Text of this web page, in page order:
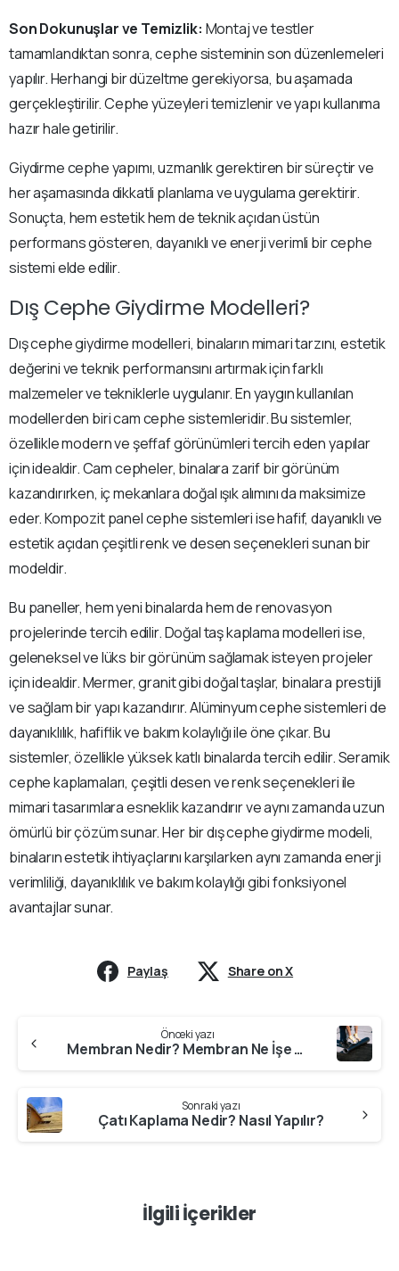
Son Dokunuşlar ve Temizlik: Montaj ve testler
tamamlandıktan sonra, cephe sisteminin son düzenlemeleri
yapılır. Herhangi bir düzeltme gerekiyorsa, bu aşamada
gerçekleştirilir. Cephe yüzeyleri temizlenir ve yapı kullanıma
hazır hale getirilir.
Giydirme cephe yapımı, uzmanlık gerektiren bir süreçtir ve
her aşamasında dikkatli planlama ve uygulama gerektirir.
Sonuçta, hem estetik hem de teknik açıdan üstün
performans gösteren, dayanıklı ve enerji verimli bir cephe
sistemi elde edilir.
Dış Cephe Giydirme Modelleri?
Dış cephe giydirme modelleri, binaların mimari tarzını, estetik
değerini ve teknik performansını artırmak için farklı
malzemeler ve tekniklerle uygulanır. En yaygın kullanılan
modellerden biri cam cephe sistemleridir. Bu sistemler,
özellikle modern ve şeffaf görünümleri tercih eden yapılar
için idealdir. Cam cepheler, binalara zarif bir görünüm
kazandırırken, iç mekanlara doğal ışık alımını da maksimize
eder. Kompozit panel cephe sistemleri ise hafif, dayanıklı ve
estetik açıdan çeşitli renk ve desen seçenekleri sunan bir
modeldir.
Bu paneller, hem yeni binalarda hem de renovasyon
projelerinde tercih edilir. Doğal taş kaplama modelleri ise,
geleneksel ve lüks bir görünüm sağlamak isteyen projeler
için idealdir. Mermer, granit gibi doğal taşlar, binalara prestijli
ve sağlam bir yapı kazandırır. Alüminyum cephe sistemleri de
dayanıklılık, hafiflik ve bakım kolaylığı ile öne çıkar. Bu
sistemler, özellikle yüksek katlı binalarda tercih edilir. Seramik
cephe kaplamaları, çeşitli desen ve renk seçenekleri ile
mimari tasarımlara esneklik kazandırır ve aynı zamanda uzun
ömürlü bir çözüm sunar. Her bir dış cephe giydirme modeli,
binaların estetik ihtiyaçlarını karşılarken aynı zamanda enerji
verimliliği, dayanıklılık ve bakım kolaylığı gibi fonksiyonel
avantajlar sunar.
Paylaş Share on X
Reading
Önceki yazı
Membran Nedir? Membran Ne İşe Yarar?
Sonraki yazı
Çatı Kaplama Nedir? Nasıl Yapılır?
İlgili İçerikler